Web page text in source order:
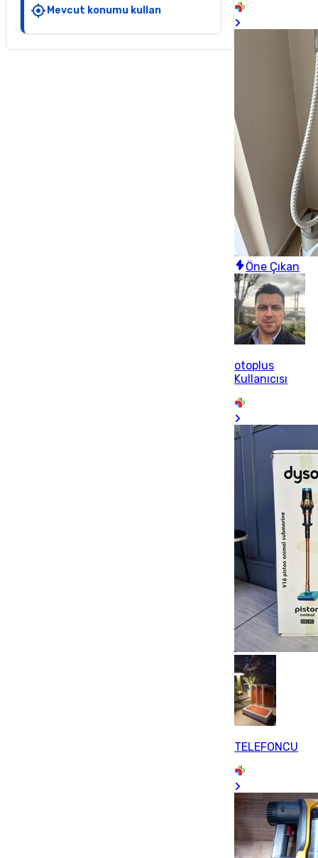
Mevcut konumu kullan
Öne Çıkan
otoplus
Kullanıcısı
TELEFONCU